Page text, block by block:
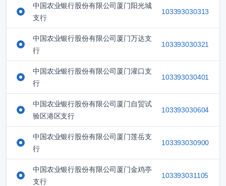
中国农业银行股份有限公司厦门阳光城
支行
103393030313
中国农业银行股份有限公司厦门万达支
行
103393030321
中国农业银行股份有限公司厦门灌口支
行
103393030401
中国农业银行股份有限公司厦门自贸试
验区港区支行
103393030604
中国农业银行股份有限公司厦门莲岳支
行
103393030900
中国农业银行股份有限公司厦门金鸡亭
支行
103393031105